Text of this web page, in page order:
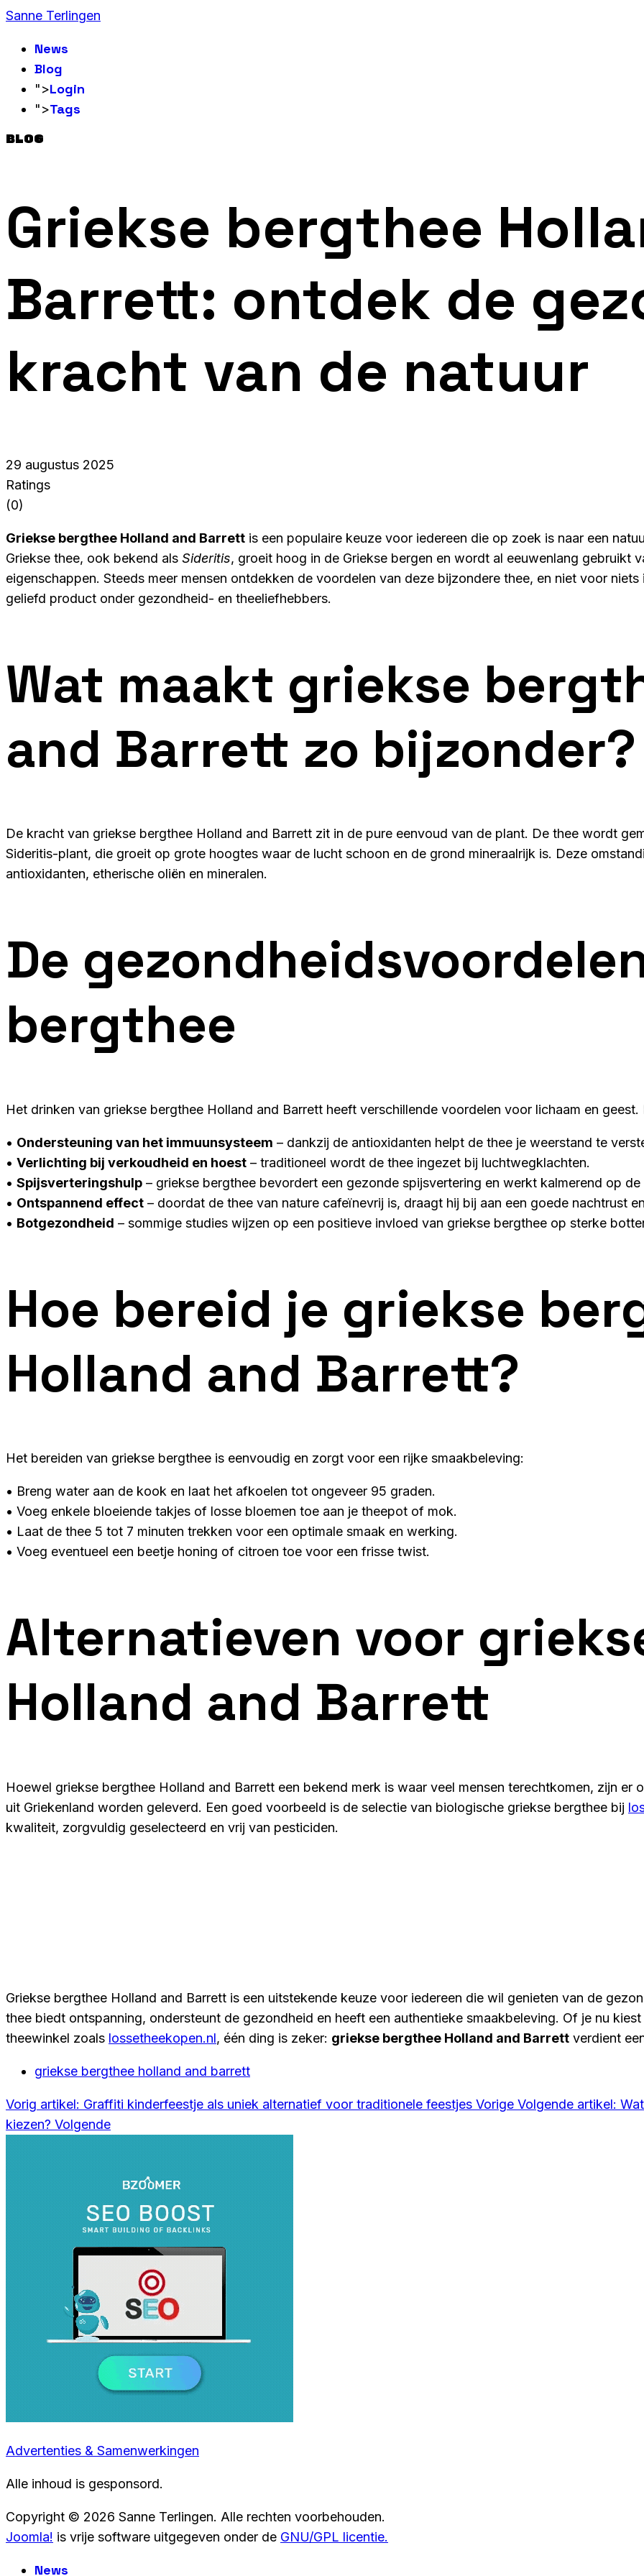
Sanne Terlingen
News
Blog
">Login
">Tags
BLOG
Griekse bergthee
Barrett: ontdek de
kracht van de natuur
29 augustus 2025
Ratings
(0)
Griekse bergthee Holland and Barrett is een populaire keuze voor iedereen die op zoek is naar een
Griekse thee, ook bekend als Sideritis, groeit hoog in de Griekse bergen en wordt al eeuwenlang gebruikt
eigenschappen. Steeds meer mensen ontdekken de voordelen van deze bijzondere thee, en niet voor niets
geliefd product onder gezondheid- en theeliefhebbers.
Wat maakt griekse
and Barrett zo bijzonder?
De kracht van griekse bergthee Holland and Barrett zit in de pure eenvoud van de plant. De thee wordt
Sideritis-plant, die groeit op grote hoogtes waar de lucht schoon en de grond mineraalrijk is. Deze
antioxidanten, etherische oliën en mineralen.
De
bergthee
Het drinken van griekse bergthee Holland and Barrett heeft verschillende voordelen voor lichaam en
• Ondersteuning van het immuunsysteem – dankzij de antioxidanten helpt de thee je weerstand te
• Verlichting bij verkoudheid en hoest – traditioneel wordt de thee ingezet bij luchtwegklachten.
• Spijsverteringshulp – griekse bergthee bevordert een gezonde spijsvertering en werkt kalmerend op de
• Ontspannend effect – doordat de thee van nature cafeïnevrij is, draagt hij bij aan een goede nachtrust
• Botgezondheid – sommige studies wijzen op een positieve invloed van griekse bergthee op sterke
Hoe bereid je griekse
Holland and Barrett?
Het bereiden van griekse bergthee is eenvoudig en zorgt voor een rijke smaakbeleving:
• Breng water aan de kook en laat het afkoelen tot ongeveer 95 graden.
• Voeg enkele bloeiende takjes of losse bloemen toe aan je theepot of mok.
• Laat de thee 5 tot 7 minuten trekken voor een optimale smaak en werking.
• Voeg eventueel een beetje honing of citroen toe voor een frisse twist.
Alternatieven voor
Holland and Barrett
Hoewel griekse bergthee Holland and Barrett een bekend merk is waar veel mensen terechtkomen, zijn
uit Griekenland worden geleverd. Een goed voorbeeld is de selectie van biologische griekse bergthee bij
kwaliteit, zorgvuldig geselecteerd en vrij van pesticiden.
Griekse bergthee Holland and Barrett is een uitstekende keuze voor iedereen die wil genieten van de
thee biedt ontspanning, ondersteunt de gezondheid en heeft een authentieke smaakbeleving. Of je nu
theewinkel zoals lossetheekopen.nl, één ding is zeker: griekse bergthee Holland and Barrett verdient
griekse bergthee holland and barrett
Vorig artikel: Graffiti kinderfeestje als uniek alternatief voor traditionele feestjes Vorige Volgende artikel:
kiezen? Volgende
Advertenties & Samenwerkingen
Alle inhoud is gesponsord.
Copyright © 2026 Sanne Terlingen. Alle rechten voorbehouden.
Joomla! is vrije software uitgegeven onder de GNU/GPL licentie.
News